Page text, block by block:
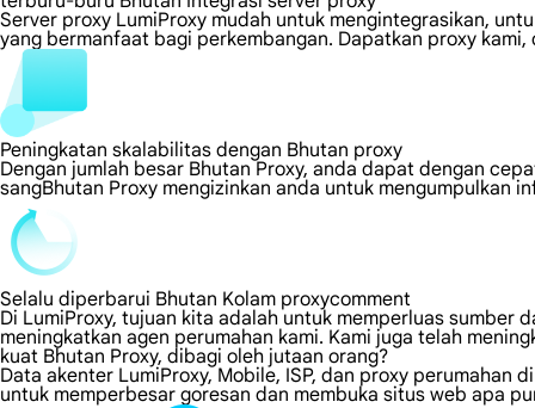
Server proxy LumiProxy mudah untuk mengintegrasikan,
yang bermanfaat bagi perkembangan. Dapatkan proxy
Peningkatan skalabilitas dengan Bhutan proxy
Dengan jumlah besar Bhutan Proxy, anda dapat dengan
sangBhutan Proxy mengizinkan anda untuk mengumpulkan
Selalu diperbarui Bhutan Kolam proxycomment
Di LumiProxy, tujuan kita adalah untuk memperluas sumber
meningkatkan agen perumahan kami. Kami juga telah
kuat Bhutan Proxy, dibagi oleh jutaan orang?
Data akenter LumiProxy, Mobile, ISP, dan proxy
untuk memperbesar goresan dan membuka situs web apa